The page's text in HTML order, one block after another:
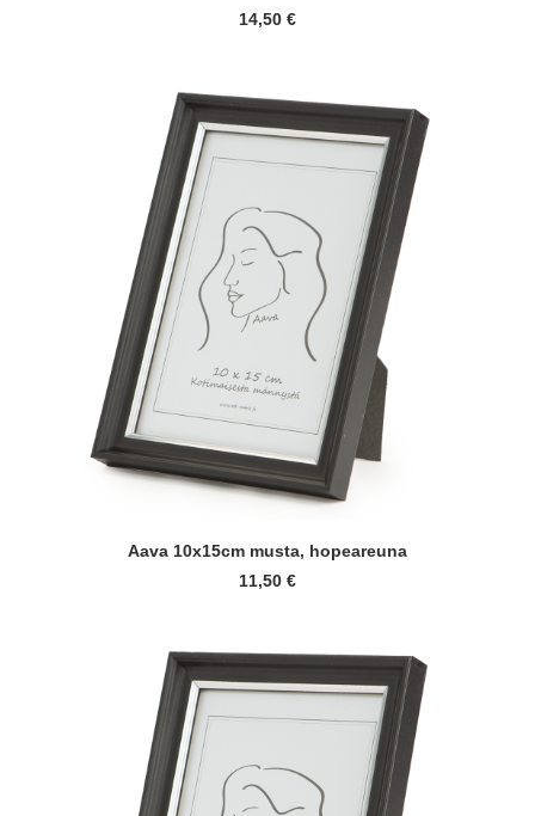
14,50 €
LISÄÄ OSTOSKORIIN
Aava 10x15cm musta, hopeareuna
11,50 €